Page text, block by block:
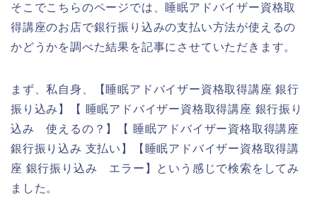
そこでこちらのページでは、睡眠アドバイザー資格取
得講座のお店で銀行振り込みの支払い方法が使えるの
かどうかを調べた結果を記事にさせていただきます。
まず、私自身、【睡眠アドバイザー資格取得講座 銀行
振り込み】【 睡眠アドバイザー資格取得講座 銀行振り
込み 使えるの？】【 睡眠アドバイザー資格取得講座
銀行振り込み 支払い】【睡眠アドバイザー資格取得講
座 銀行振り込み エラー】という感じで検索をしてみ
ました。